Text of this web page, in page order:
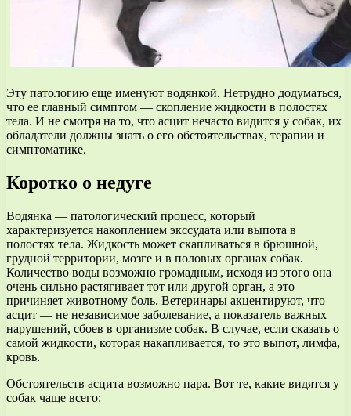
Эту патологию еще именуют водянкой. Нетрудно додуматься,
что ее главный симптом — скопление жидкости в полостях
тела. И не смотря на то, что асцит нечасто видится у собак, их
обладатели должны знать о его обстоятельствах, терапии и
симптоматике.
Коротко о недуге
Водянка — патологический процесс, который
характеризуется накоплением экссудата или выпота в
полостях тела. Жидкость может скапливаться в брюшной,
грудной территории, мозге и в половых органах собак.
Количество воды возможно громадным, исходя из этого она
очень сильно растягивает тот или другой орган, а это
причиняет животному боль. Ветеринары акцентируют, что
асцит — не независимое заболевание, а показатель важных
нарушений, сбоев в организме собак. В случае, если сказать о
самой жидкости, которая накапливается, то это выпот, лимфа,
кровь.
Обстоятельств асцита возможно пара. Вот те, какие видятся у
собак чаще всего: